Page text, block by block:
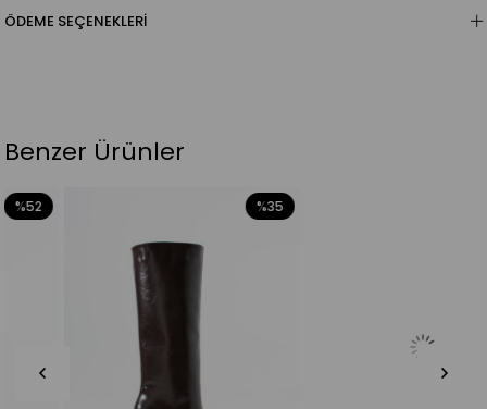
ÖDEME SEÇENEKLERI
Benzer Ürünler